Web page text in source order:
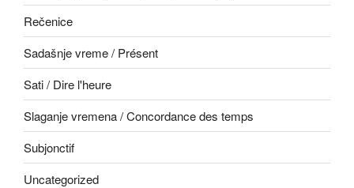
Rečenice
Sadašnje vreme / Présent
Sati / Dire l'heure
Slaganje vremena / Concordance des temps
Subjonctif
Uncategorized